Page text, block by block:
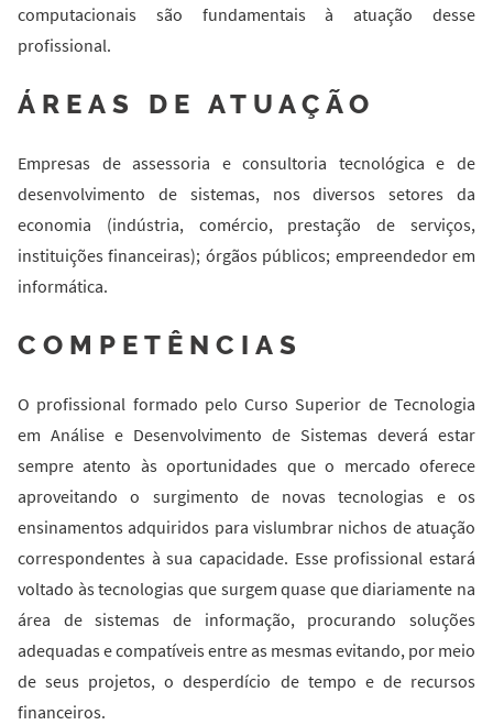
computacionais são fundamentais à atuação desse
profissional.
ÁREAS DE ATUAÇÃO
Empresas de assessoria e consultoria tecnológica e de
desenvolvimento de sistemas, nos diversos setores da
economia (indústria, comércio, prestação de serviços,
instituições financeiras); órgãos públicos; empreendedor em
informática.
COMPETÊNCIAS
O profissional formado pelo Curso Superior de Tecnologia
em Análise e Desenvolvimento de Sistemas deverá estar
sempre atento às oportunidades que o mercado oferece
aproveitando o surgimento de novas tecnologias e os
ensinamentos adquiridos para vislumbrar nichos de atuação
correspondentes à sua capacidade. Esse profissional estará
voltado às tecnologias que surgem quase que diariamente na
área de sistemas de informação, procurando soluções
adequadas e compatíveis entre as mesmas evitando, por meio
de seus projetos, o desperdício de tempo e de recursos
financeiros.